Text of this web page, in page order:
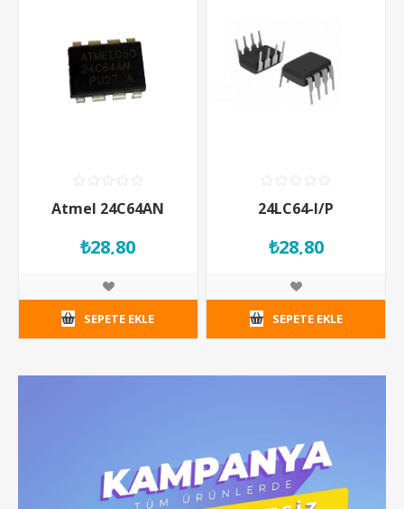
Atmel 24C64AN
₺28,80
SEPETE EKLE
24LC64-I/P
₺28,80
SEPETE EKLE